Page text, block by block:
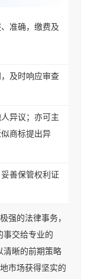
准确，缴费及
及时响应审查
异议；亦可主
商标提出异
善保管权利证
的法律事务，
事交给专业的
清晰的前期策略
市场获得坚实的